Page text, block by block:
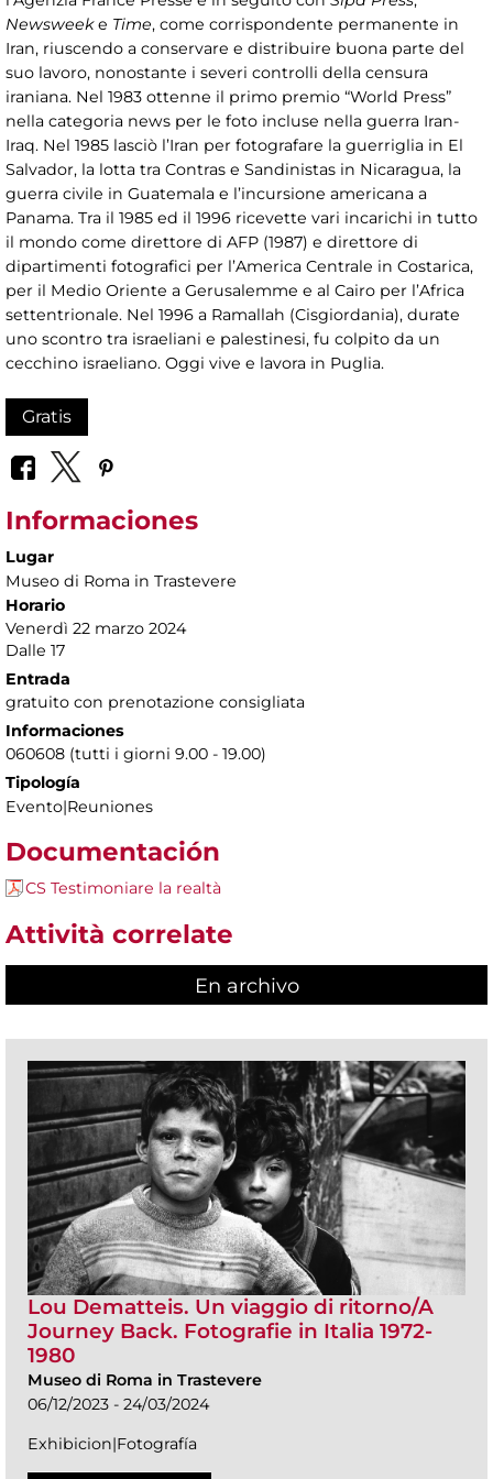
Newsweeke Time, come corrispondente permanente in
Iran, riuscendo a conservare e distribuire buona parte del
suo lavoro, nonostante i severi controlli della censura
iraniana. Nel 1983 ottenne il primo premio “World Press”
nella categoria news per le foto incluse nella guerra Iran-
Iraq. Nel 1985 lasciò l’Iran per fotografare la guerriglia in El
Salvador, la lotta tra Contras e Sandinistas in Nicaragua, la
guerra civile in Guatemala e l’incursione americana a
Panama. Tra il 1985 ed il 1996 ricevette vari incarichi in tutto
il mondo come direttore di AFP (1987) e direttore di
dipartimenti fotografici per l’America Centrale in Costarica,
per il Medio Oriente a Gerusalemme e al Cairo per l’Africa
settentrionale. Nel 1996 a Ramallah (Cisgiordania), durate
uno scontro tra israeliani e palestinesi, fu colpito da un
cecchino israeliano. Oggi vive e lavora in Puglia.
Gratis
Informaciones
Lugar
Museo di Roma in Trastevere
Horario
Venerdì 22 marzo 2024
Dalle 17
Entrada
gratuito con prenotazione consigliata
Informaciones
060608 (tutti i giorni 9.00 - 19.00)
Tipología
Evento|Reuniones
Documentación
CS Testimoniare la realtà
Attività correlate
En archivo
Lou Dematteis. Un viaggio di ritorno/A
Journey Back. Fotografie in Italia 1972-
1980
Museo di Roma in Trastevere
06/12/2023 - 24/03/2024
Exhibicion|Fotografía